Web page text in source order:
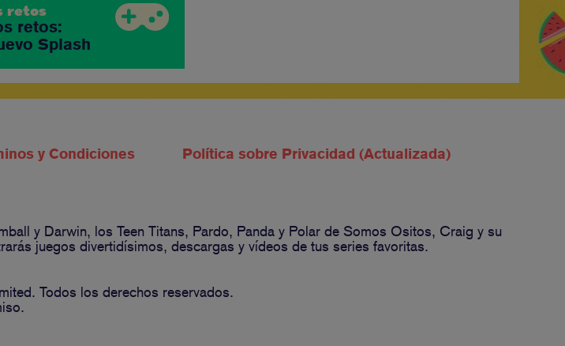
retos
retos:
Splash
y Condiciones
Política sobre Privacidad (Actualizada)
y Darwin, los Teen Titans, Pardo, Panda y Polar de Somos Ositos, Craig y su
juegos divertidísimos, descargas y vídeos de tus series favoritas.
Todos los derechos reservados.